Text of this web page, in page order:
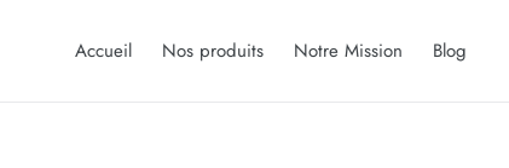
Accueil Nos produits Notre Mission Blog